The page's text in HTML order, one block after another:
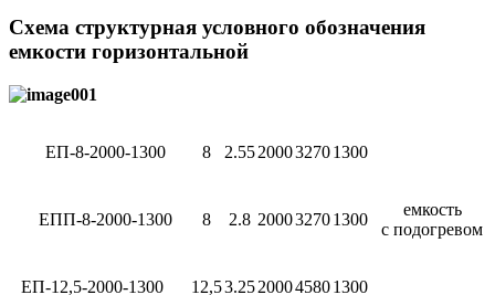
Схема структурная условного обозначения
емкости горизонтальной
ЕП-8-2000-1300 8 2.55200032701300
ЕПП-8-2000-1300 8 2.8 200032701300
емкость
с подогревом
ЕП-12,5-2000-1300 12,53.25200045801300